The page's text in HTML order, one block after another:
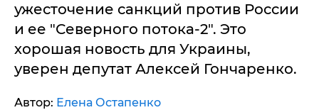
ужесточение санкций против России
и ее "Северного потока-2". Это
хорошая новость для Украины,
уверен депутат Алексей Гончаренко.
Автор: Елена Остапенко